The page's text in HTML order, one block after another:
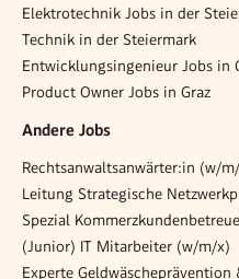
Elektrotechnik Jobs in der
Technik in der Steiermark
Entwicklungsingenieur Jobs in
Product Owner Jobs in Graz
Andere Jobs
Rechtsanwaltsanwärter:in (w/
Leitung Strategische
Spezial
(Junior) IT Mitarbeiter (w/m/x)
Experte Geldwäscheprävention